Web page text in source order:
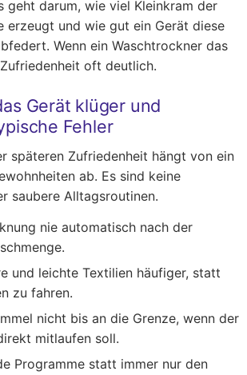
geht darum, wie viel Kleinkram der
erzeugt und wie gut ein Gerät diese
Wenn ein Waschtrockner das
oft deutlich.
Gerät klüger und
Fehler
späteren Zufriedenheit hängt von ein
ab. Es sind keine
saubere Alltagsroutinen.
nie automatisch nach der
und leichte Textilien häufiger, statt
zu fahren.
nicht bis an die Grenze, wenn der
mitlaufen soll.
Programme statt immer nur den